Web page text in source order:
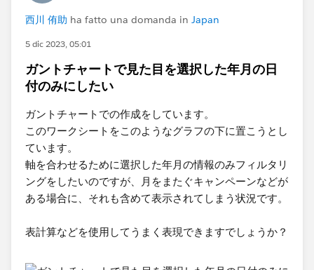
西川 侑助 ha fatto una domanda in Japan
5 dic 2023, 05:01
ガントチャートで見た目を選択した年月の日
付のみにしたい
ガントチャートでの作成をしています。
このワークシートをこのようなグラフの下に置こうとし
ています。
軸を合わせるために選択した年月の情報のみフィルタリ
ングをしたいのですが、月をまたぐキャンペーンなどが
ある場合に、それも含めて表示されてしまう状況です。
表計算などを使用してうまく表現できますでしょうか？